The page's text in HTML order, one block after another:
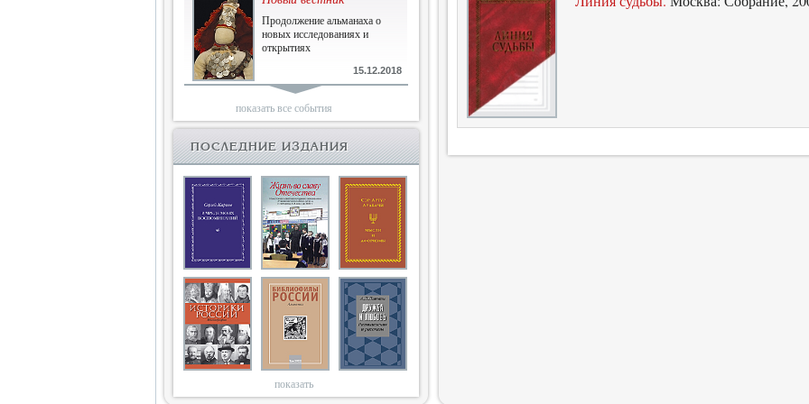
Продолжение альманаха о
новых исследованиях и
открытиях
15.12.2018
Библиофилам
Четырнадцатый и не последний
Двенадцатый
Новый том Вестника истории,
литературы, искусства
25.09.2017
Книги блокады
Последняя книга Т.В.Сталевой
15.06.2017
Энциклопедия историков
показать все события
ПОСЛЕДНИЕ ИЗДАНИЯ
показать